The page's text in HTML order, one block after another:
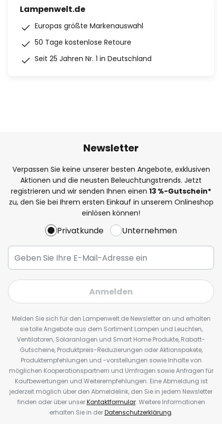
Lampenwelt.de
Europas größte Markenauswahl
50 Tage kostenlose Retoure
Seit 25 Jahren Nr. 1 in Deutschland
Newsletter
Verpassen Sie keine unserer besten Angebote, exklusiven
Aktionen und die neusten Beleuchtungstrends. Jetzt
registrieren und wir senden Ihnen einen 13 %-Gutschein*
zu, den Sie bei Ihrem ersten Einkauf in unserem Onlineshop
einlösen können!
Privatkunde Unternehmen
Anmelden
Melden Sie sich für den Lampenwelt.de Newsletter an und erhalten
sie tolle Angebote aus dem Sortiment Lampen und Leuchten,
Ventilatoren, Solaranlagen und Smart Home Produkte, Rabatt-
Gutscheine, Produktpreis-Reduzierungen oder Aktionspakete,
Produktempfehlungen und -vorstellungen sowie Inhalte von
möglichen Kooperationspartnern und Umfragen sowie Anfragen für
Kaufbewertungen und Weiterempfehlungen. Eine Abmeldung ist
jederzeit möglich über den Abmeldelink, den Sie in jedem Newsletter
finden oder über unserKontaktformular. Weitere Informationen
erhalten Sie in derDatenschutzerklärung.